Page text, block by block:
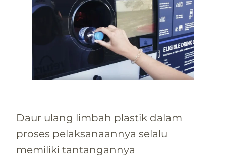
Daur ulang limbah plastik dalam
proses pelaksanaannya selalu
memiliki tantangannya